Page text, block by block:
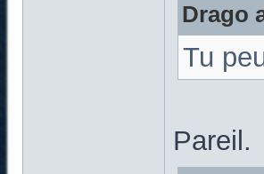
Drago
Tu
Pareil.